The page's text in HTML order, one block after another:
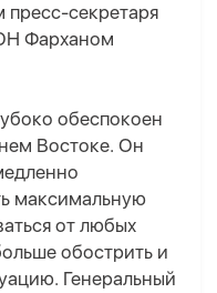
пресс-секретаря
Фарханом
обеспокоен
Востоке. Он
максимальную
от любых
обострить и
Генеральный